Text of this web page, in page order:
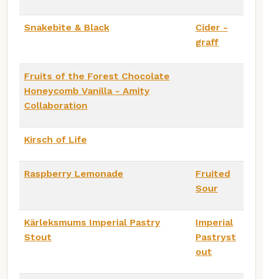
Snakebite & Black
Cider -
graff
Fruits of the Forest Chocolate
Honeycomb Vanilla - Amity
Collaboration
Kirsch of Life
Raspberry Lemonade
Fruited
Sour
Kärleksmums Imperial Pastry
Stout
Imperial
Pastryst
out